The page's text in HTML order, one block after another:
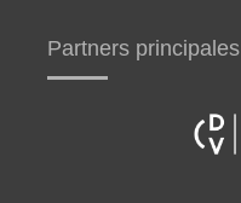
Partners principales